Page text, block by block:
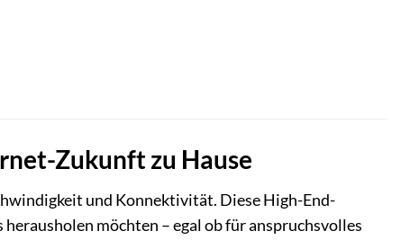
Zukunft zu Hause
und Konnektivität. Diese High-End-
möchten – egal ob für anspruchsvolles